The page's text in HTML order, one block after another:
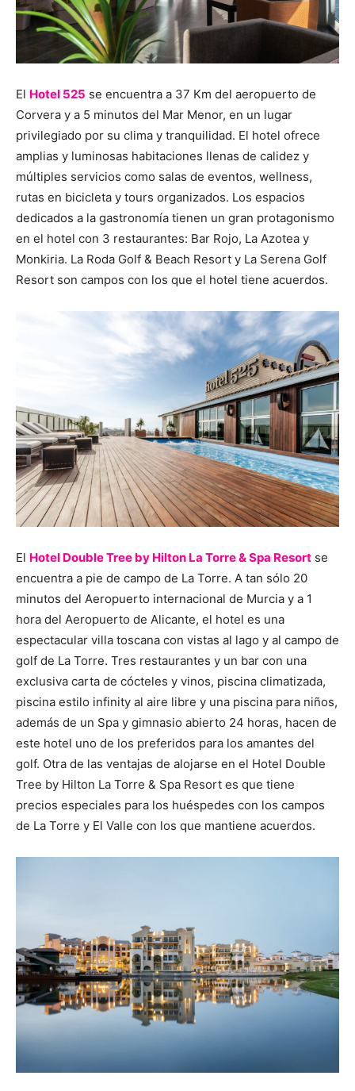
El Hotel 525 se encuentra a 37 Km del aeropuerto de
Corvera y a 5 minutos del Mar Menor, en un lugar
privilegiado por su clima y tranquilidad. El hotel ofrece
amplias y luminosas habitaciones llenas de calidez y
múltiples servicios como salas de eventos, wellness,
rutas en bicicleta y tours organizados. Los espacios
dedicados a la gastronomía tienen un gran protagonismo
en el hotel con 3 restaurantes: Bar Rojo, La Azotea y
Monkiria. La Roda Golf & Beach Resort y La Serena Golf
Resort son campos con los que el hotel tiene acuerdos.
El Hotel Double Tree by Hilton La Torre & Spa Resort se
encuentra a pie de campo de La Torre. A tan sólo 20
minutos del Aeropuerto internacional de Murcia y a 1
hora del Aeropuerto de Alicante, el hotel es una
espectacular villa toscana con vistas al lago y al campo de
golf de La Torre. Tres restaurantes y un bar con una
exclusiva carta de cócteles y vinos, piscina climatizada,
piscina estilo infinity al aire libre y una piscina para niños,
además de un Spa y gimnasio abierto 24 horas, hacen de
este hotel uno de los preferidos para los amantes del
golf. Otra de las ventajas de alojarse en el Hotel Double
Tree by Hilton La Torre & Spa Resort es que tiene
precios especiales para los huéspedes con los campos
de La Torre y El Valle con los que mantiene acuerdos.